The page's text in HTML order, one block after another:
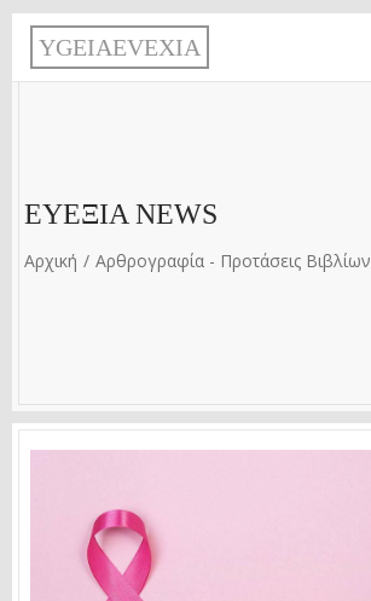
Παράκαμψη προς το κυρίως περιεχόμενο
YGEIAEVEXIA
ΕΥΕΞΊΑ NEWS
Αρχική Αρθρογραφία - Προτάσεις Βιβλίων